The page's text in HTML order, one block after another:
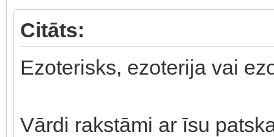
Citāts:
Ezoterisks, ezoterija vai
Vārdi rakstāmi ar īsu